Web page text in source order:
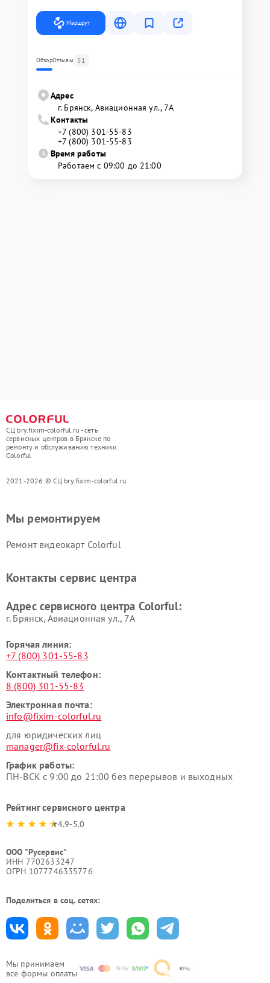
Маршрут
ОбзорОтзывы 51
Адрес
г. Брянск, Авиационная ул., 7А
Контакты
+7 (800) 301-55-83
+7 (800) 301-55-83
Время работы
Работаем с 09:00 до 21:00
СЦ bry.fixim-colorful.ru - сеть
сервисных центров в Брянске по
ремонту и обслуживанию техники
Colorful
2021-2026 © СЦ bry.fixim-colorful.ru
Мы принимаем
все формы оплаты
Мы ремонтируем
Ремонт видеокарт Colorful
Контакты сервис центра
Адрес сервисного центра Colorful:
г. Брянск, Авиационная ул., 7А
Горячая линия:
+7 (800) 301-55-83
Контактный телефон:
8 (800) 301-55-83
Электронная почта:
info@fixim-colorful.ru
для юридических лиц
manager@fix-colorful.ru
График работы:
ПН-ВСК с 9:00 до 21:00 без перерывов и выходных
Рейтинг сервисного центра
4.9-5.0
ООО "Русервис"
ИНН 7702633247
ОГРН 1077746335776
Поделиться в соц. сетях: